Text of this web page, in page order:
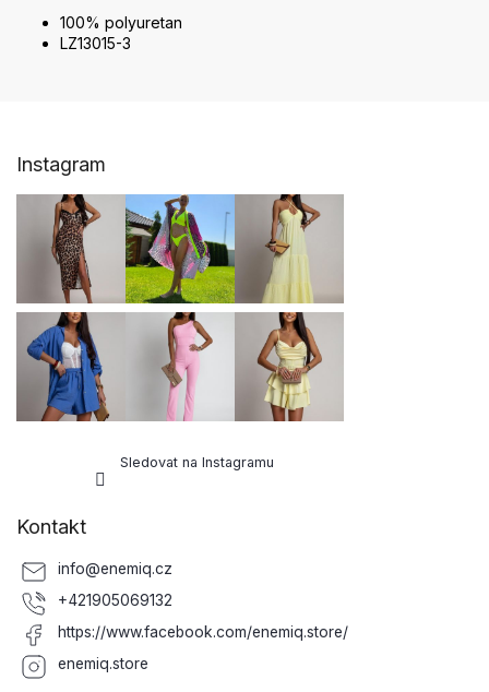
100% polyuretan
LZ13015-3
Instagram
Sledovat na Instagramu
Kontakt
info@enemiq.cz
+421905069132
https://www.facebook.com/enemiq.store/
enemiq.store